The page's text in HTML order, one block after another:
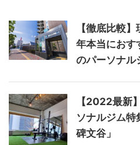
【徹底比較
年本当におす
のパーソナル
【2022最新
ソナルジム
碑文谷」